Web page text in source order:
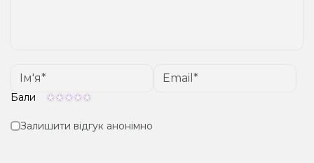
Бали
Залишити відгук анонімно